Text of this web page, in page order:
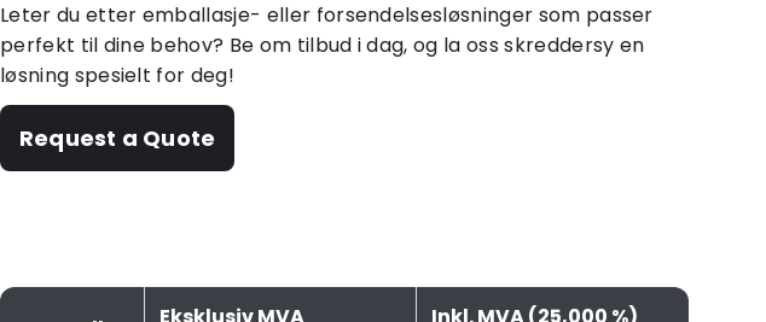
Leter du etter emballasje- eller forsendelsesløsninger som passer
perfekt til dine behov? Be om tilbud i dag, og la oss skreddersy en
løsning spesielt for deg!
Request a Quote